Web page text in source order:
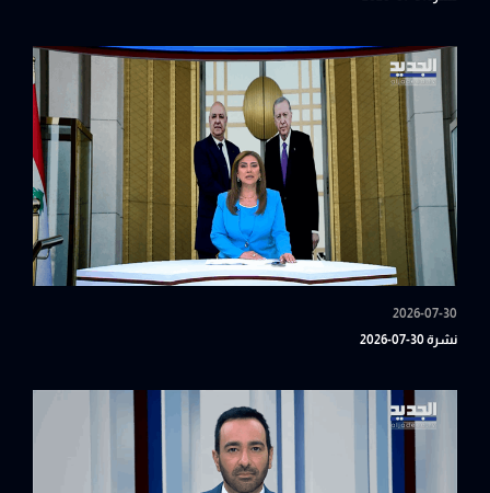
2026-07-30
نشرة 30-07-2026